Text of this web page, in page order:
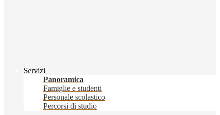
Servizi
Panoramica
Famiglie e studenti
Personale scolastico
Percorsi di studio